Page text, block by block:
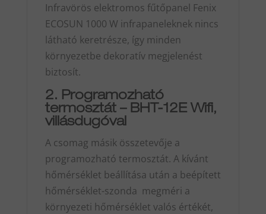
Infravörös elektromos fűtőpanel Fenix
ECOSUN 1000 W infrapaneleknek nincs
látható keretrésze, így minden
környezetbe dekoratív megjelenést
biztosít.
2. Programozható
termosztát – BHT-12E Wifi,
villásdugóval
A csomag másik összetevője a
programozható termosztát. A kívánt
hőmérséklet beállítása után a beépített
hőmérséklet-szonda megméri a
környezeti hőmérséklet valós értékét,